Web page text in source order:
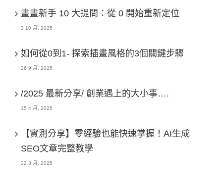
畫畫新手 10 大提問：從 0 開始重新定位
3 10 月, 2025
如何從0到1- 探索插畫風格的3個關鍵步驟
26 9 月, 2025
/2025 最新分享/ 創業遇上的大小事….
15 4 月, 2025
【實測分享】零經驗也能快速掌握！AI生成
SEO文章完整教學
22 3 月, 2025